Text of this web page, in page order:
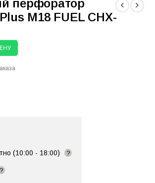
перфоратор
M18 FUEL CHX-
(10:00 - 18:00) ?
?